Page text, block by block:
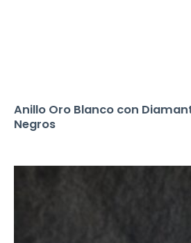
Anillo Oro Blanco con
Negros